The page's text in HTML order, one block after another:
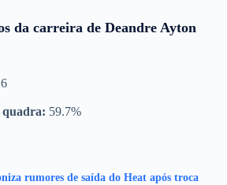
da carreira de Deandre Ayton
quadra: 59.7%
rumores de saída do Heat após troca